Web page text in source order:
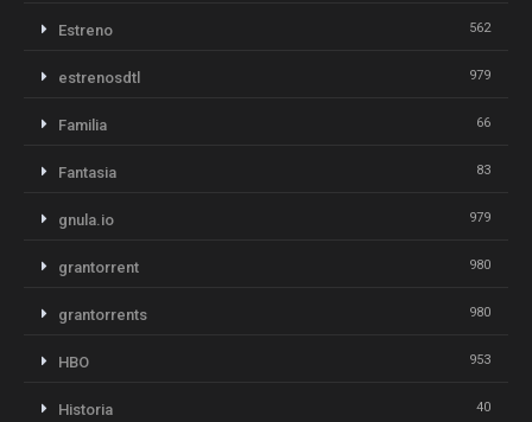
Estreno 562
estrenosdtl 979
Familia 66
Fantasia 83
gnula.io 979
grantorrent 980
grantorrents 980
HBO 953
Historia 40